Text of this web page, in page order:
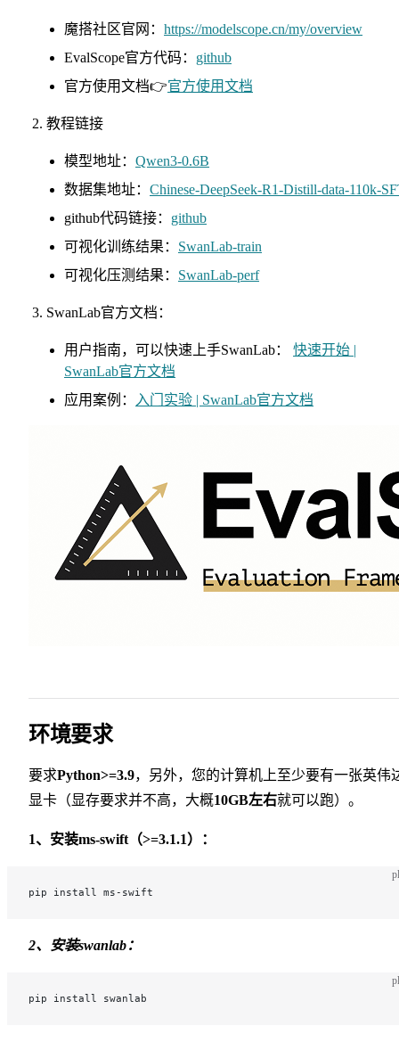
魔搭社区官网： https://modelscope.cn/my/overview
EvalScope官方代码： github
官方使用文档👉官方使用文档
教程链接
模型地址： Qwen3-0.6B
数据集地址： Chinese-DeepSeek-R1-Distill-data-110k-
github代码链接： github
可视化训练结果： SwanLab-train
可视化压测结果： SwanLab-perf
SwanLab官方文档：
用户指南，可以快速上手SwanLab： 快速开始 |
SwanLab官方文档
应用案例：
入门实验 | SwanLab官方文档
环境要求
要求Python>=3.9，另外，您的计算机上至少要有一张英伟
显卡（显存要求并不高，大概10GB左右就可以跑）。
1、安装ms-swift（>=3.1.1）：
pip install ms-swift
2、安装swanlab：
pip install swanlab